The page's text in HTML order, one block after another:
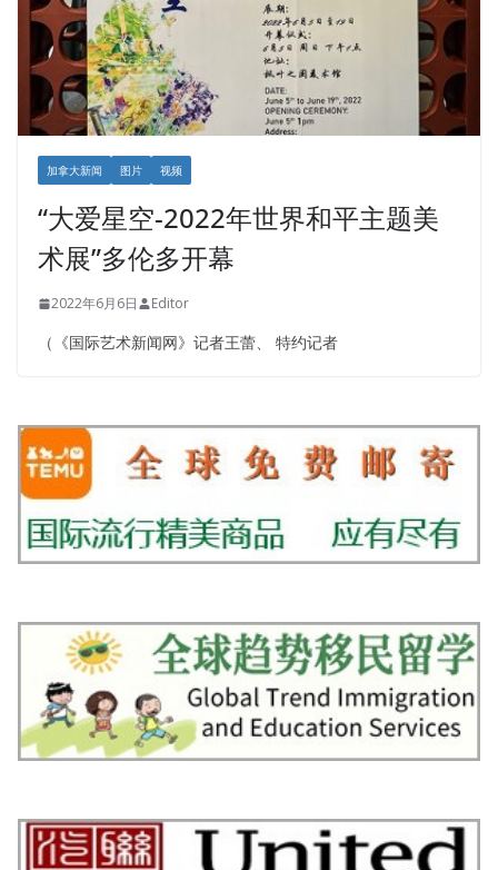
加拿大新闻 图片 视频
“大爱星空-2022年世界和平主题美
术展”多伦多开幕
2022年6月6日 Editor
（《国际艺术新闻网》记者王蕾、 特约记者